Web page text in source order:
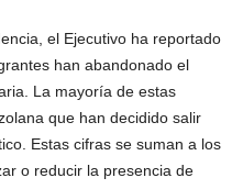
el Ejecutivo ha reportado
han abandonado el
La mayoría de estas
que han decidido salir
Estas cifras se suman a los
o reducir la presencia de